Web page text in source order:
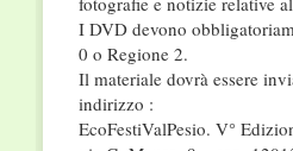
I DVD devono
0 o Regione 2.
Il materiale dovrà essere
indirizzo :
EcoFestiValPesio. V°